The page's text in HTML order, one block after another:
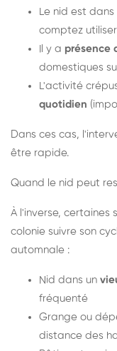
Le nid est dans
comptez utiliser
Il y a présence
domestiques
L'activité
quotidien
Dans ces cas,
être rapide.
Quand le nid peut
À l'inverse,
colonie suivre son
automnale :
Nid dans un
fréquenté
Grange ou
distance des